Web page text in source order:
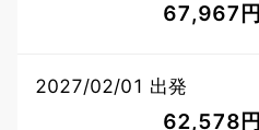
67,967円
2027/02/01 出発
62,578円